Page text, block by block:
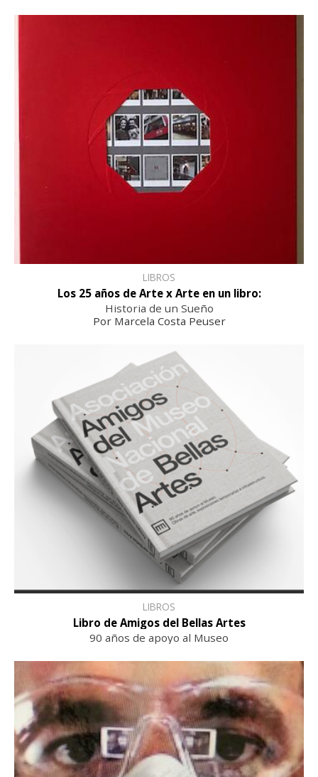
LIBROS
Los 25 años de Arte x Arte en un libro:
Historia de un Sueño
Por Marcela Costa Peuser
LIBROS
Libro de Amigos del Bellas Artes
90 años de apoyo al Museo